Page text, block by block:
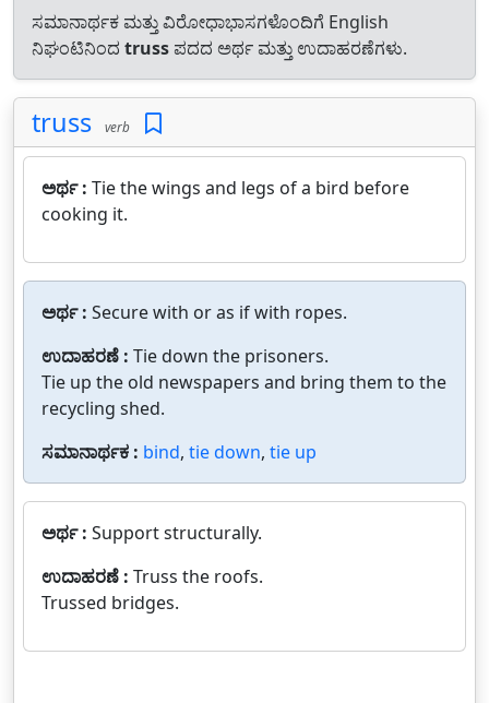
ಸಮಾನಾರ್ಥಕ ಮತ್ತು ವಿರೋಧಾಭಾಸಗಳೊಂದಿಗೆ English
ನಿಘಂಟಿನಿಂದ truss ಪದದ ಅರ್ಥ ಮತ್ತು ಉದಾಹರಣೆಗಳು.
truss verb
ಅರ್ಥ : Tie the wings and legs of a bird before
cooking it.
ಅರ್ಥ : Secure with or as if with ropes.
ಉದಾಹರಣೆ : Tie down the prisoners.
Tie up the old newspapers and bring them to the
recycling shed.
ಸಮಾನಾರ್ಥಕ : bind, tie down, tie up
ಅರ್ಥ : Support structurally.
ಉದಾಹರಣೆ : Truss the roofs.
Trussed bridges.